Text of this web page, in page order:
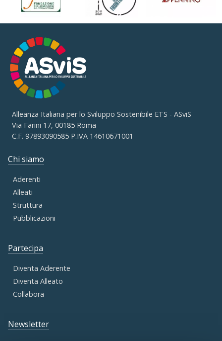
Alleanza Italiana per lo Sviluppo Sostenibile ETS - ASviS
Via Farini 17, 00185 Roma
C.F. 97893090585 P.IVA 14610671001
Chi siamo
Aderenti
Alleati
Struttura
Pubblicazioni
Partecipa
Diventa Aderente
Diventa Alleato
Collabora
Newsletter